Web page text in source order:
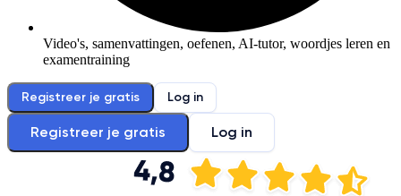
Video's, samenvattingen, oefenen, AI-tutor, woordjes leren en
examentraining
Registreer je gratis Log in
Registreer je gratis Log in